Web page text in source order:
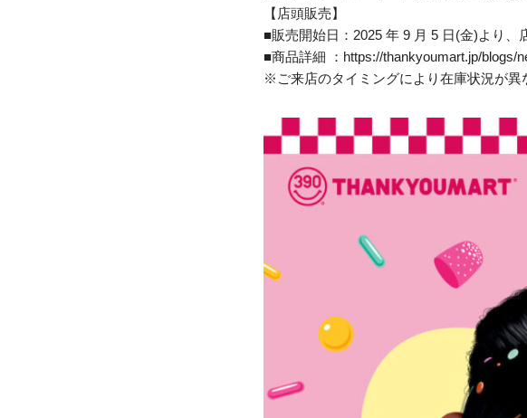
【店頭販売】
■販売開始日：2025 年 9 月 5 日(金)より
■商品詳細 ：https://thankyoumart.jp/blogs/
※ご来店のタイミングにより在庫状況が異